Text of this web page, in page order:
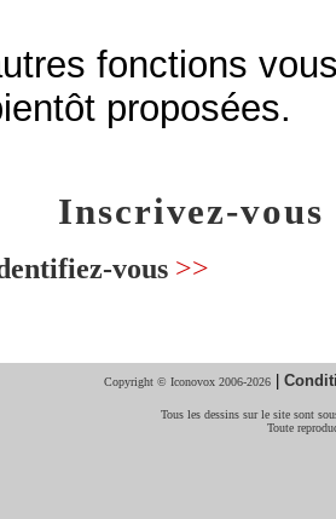
fonctions
proposées.
Inscrivez-vous
vous >>
Copyright © Iconovox 2006-2026 |
Tous les dessins sur le site sont
Toute